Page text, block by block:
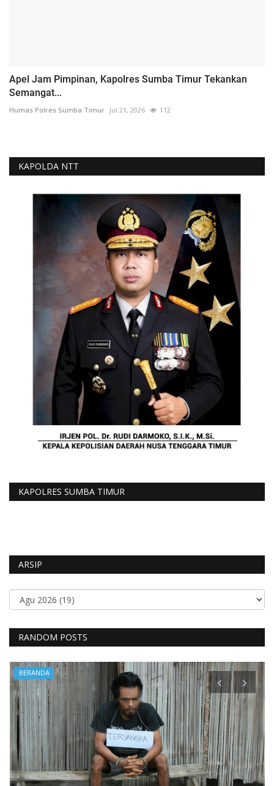
Apel Jam Pimpinan, Kapolres Sumba Timur Tekankan
Semangat...
Humas Polres Sumba Timur Jul 21, 2026 112
KAPOLDA NTT
KAPOLRES SUMBA TIMUR
ARSIP
RANDOM POSTS
BERANDA